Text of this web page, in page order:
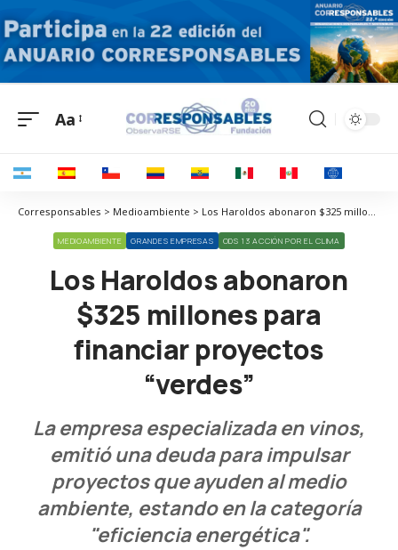
Aa
Corresponsables > Medioambiente > Los Haroldos abonaron $325 millones para financiar proyectos “verdes”
MEDIOAMBIENTE GRANDES EMPRESAS ODS 13 ACCIÓN POR EL CLIMA
Los Haroldos abonaron
$325 millones para
financiar proyectos
“verdes”
La empresa especializada en vinos,
emitió una deuda para impulsar
proyectos que ayuden al medio
ambiente, estando en la categoría
"eficiencia energética".